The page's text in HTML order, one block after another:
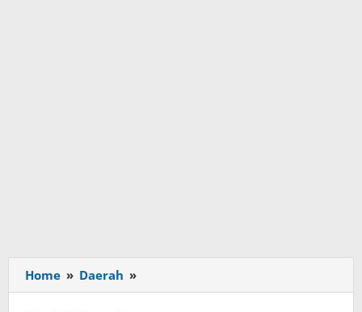
Home » Daerah »
Sebut